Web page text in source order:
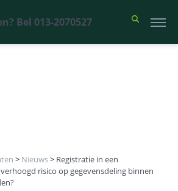
Bel 013-2070527
> Nieuws> Registratie in een
risico op gegevensdeling binnen